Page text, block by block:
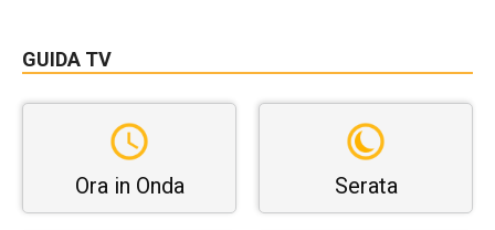
GUIDA TV
Ora in Onda Serata